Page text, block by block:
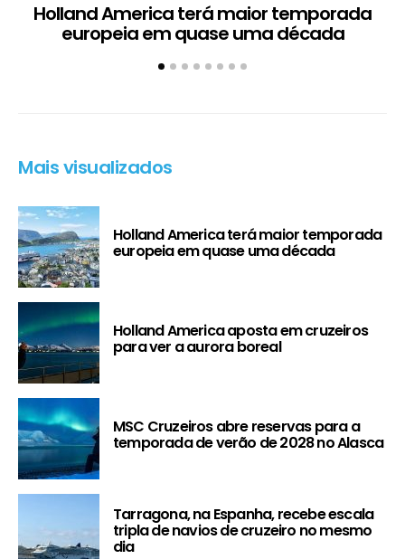
Holland America terá maior temporada
europeia em quase uma década
Mais visualizados
Holland America terá maior temporada
europeia em quase uma década
Holland America aposta em cruzeiros
para ver a aurora boreal
MSC Cruzeiros abre reservas para a
temporada de verão de 2028 no Alasca
Tarragona, na Espanha, recebe escala
tripla de navios de cruzeiro no mesmo
dia